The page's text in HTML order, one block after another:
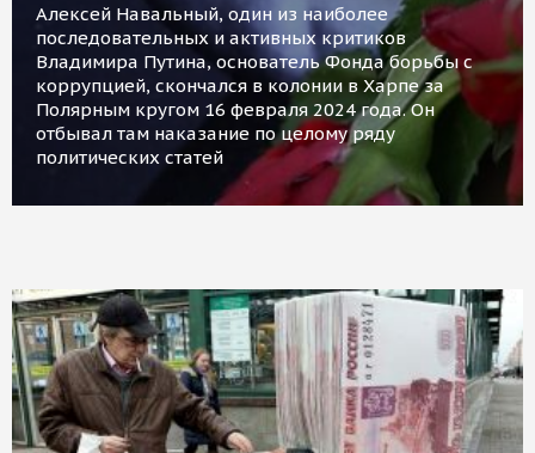
Алексей Навальный, один из наиболее
последовательных и активных критиков
Владимира Путина, основатель Фонда борьбы с
коррупцией, скончался в колонии в Харпе за
Полярным кругом 16 февраля 2024 года. Он
отбывал там наказание по целому ряду
политических статей